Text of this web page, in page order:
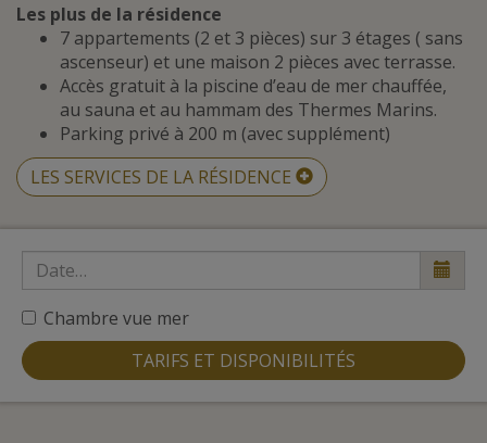
Les plus de la résidence
7 appartements (2 et 3 pièces) sur 3 étages ( sans
ascenseur) et une maison 2 pièces avec terrasse.
Accès gratuit à la piscine d’eau de mer chauffée,
au sauna et au hammam des Thermes Marins.
Parking privé à 200 m (avec supplément)
LES SERVICES DE LA RÉSIDENCE
Chambre vue mer
TARIFS ET DISPONIBILITÉS